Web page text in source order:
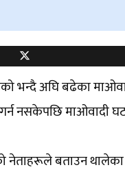
भन्दै अघि बढेका
नसकेपछि माओवादी
नेताहरूले बताउन